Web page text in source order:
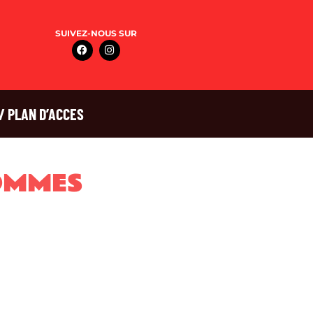
SUIVEZ-NOUS SUR
PLAN D’ACCES